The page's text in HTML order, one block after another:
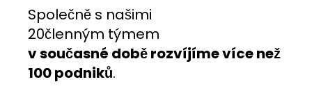
Společně s našimi
20členným týmem
v současné době rozvíjíme více než
100 podniků.